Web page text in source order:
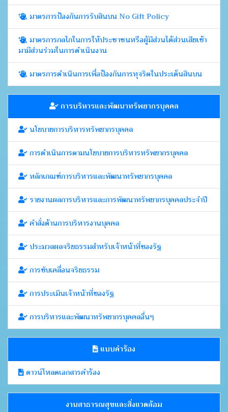
มาตรการป้องกันการรับสินบน No Gift Policy
มาตรการกลไกในการให้ประชาชนหรือผู้มีส่วนได้ส่วนเสียเข้า
มามีส่วนร่วมในการดำเนินงาน
มาตรการดำเนินการเพื่อป้องกันการทุจริตในประเด็นสินบน
การบริหารและพัฒนาทรัพยากรบุคคล
นโยบายการบริหารทรัพยากรบุคคล
การดำเนินการตามนโยบายการบริหารทรัพยากรบุคคล
หลักเกณฑ์การบริหารและพัฒนาทรัพยากรบุคคล
รายงานผลการบริหารและการพัฒนาทรัพยากรบุคคลประจำปี
คำสั่งด้านการบริหารงานบุคคล
ประมวลผลจริยธรรมสำหรับเจ้าหน้าที่ของรัฐ
การขับเคลื่อนจริยธรรม
การประเมินเจ้าหน้าที่ของรัฐ
การบริหารและพัฒนาทรัพยากรบุคคลอื่นๆ
แบบคำร้อง
ดาวน์โหลดเอกสารคำร้อง
งานสาธารณสุขและสิ่งแวดล้อม